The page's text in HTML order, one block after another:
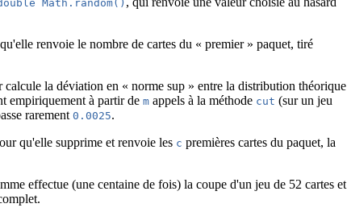
Math.random()
renvoie le nombre de cartes du « premier » paquet, tiré
calcule la déviation en « norme sup » entre la distribution théorique
empiriquement à partir dem appels à la méthode cut (sur un jeu
rarement0.0025.
qu'elle supprime et renvoie les c premières cartes du paquet, la
effectue (une centaine de fois) la coupe d'un jeu de 52 cartes et